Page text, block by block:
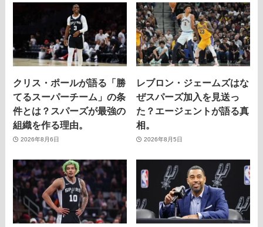
クリス・ポールが語る「勝
てるスーパーチーム」の条
件とは？スパーズが最強の
組織を作る理由。
2026年8月6日
レブロン・ジェームズはな
ぜスパーズ加入を見送っ
た？エージェントが語る真
相。
2026年8月5日